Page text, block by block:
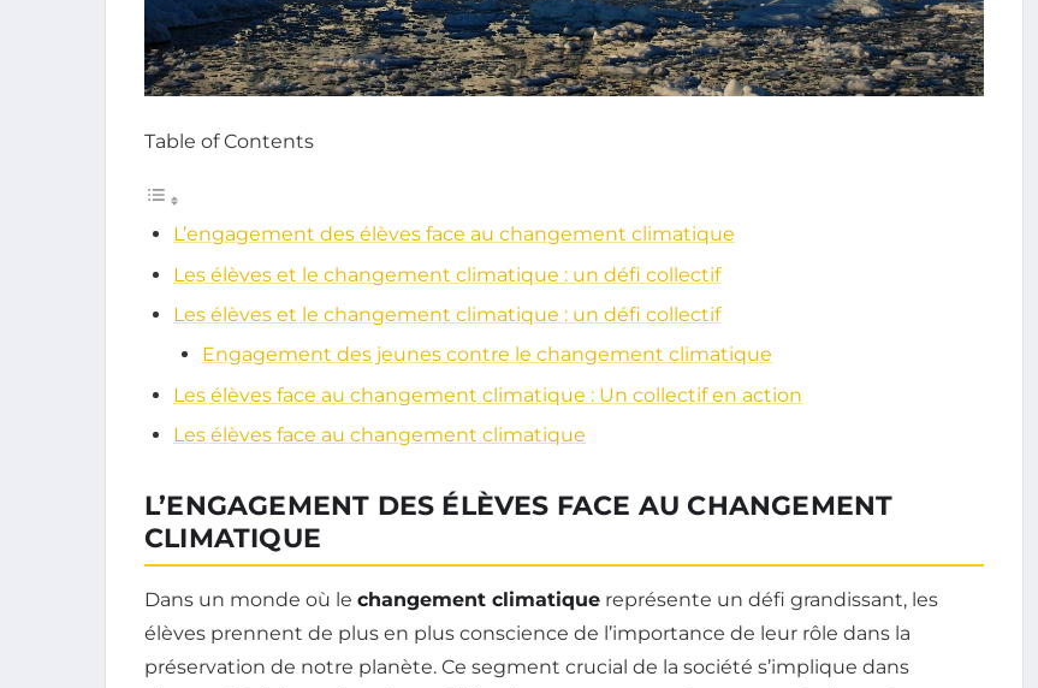
Table of Contents
L’engagement des élèves face au changement climatique
Les élèves et le changement climatique : un défi collectif
Les élèves et le changement climatique : un défi collectif
Engagement des jeunes contre le changement climatique
Les élèves face au changement climatique : Un collectif en action
Les élèves face au changement climatique
L’ENGAGEMENT DES ÉLÈVES FACE AU CHANGEMENT
CLIMATIQUE
Dans un monde où le changement climatique représente un défi grandissant, les
élèves prennent de plus en plus conscience de l’importance de leur rôle dans la
préservation de notre planète. Ce segment crucial de la société s’implique dans